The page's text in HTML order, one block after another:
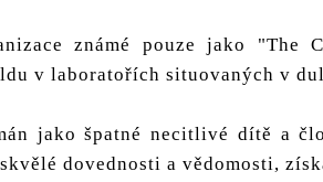
známé pouze jako "The
v laboratořích situovaných v
jako špatné necitlivé dítě a
dovednosti a vědomosti,